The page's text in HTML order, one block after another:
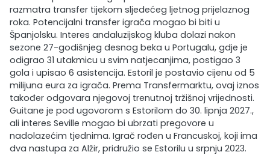
razmatra transfer tijekom sljedećeg ljetnog prijelaznog
roka. Potencijalni transfer igrača mogao bi biti u
Španjolsku. Interes andaluzijskog kluba dolazi nakon
sezone 27-godišnjeg desnog beka u Portugalu, gdje je
odigrao 31 utakmicu u svim natjecanjima, postigao 3
gola i upisao 6 asistencija. Estoril je postavio cijenu od 5
milijuna eura za igrača. Prema Transfermarktu, ovaj iznos
također odgovara njegovoj trenutnoj tržišnoj vrijednosti.
Guitane je pod ugovorom s Estorilom do 30. lipnja 2027.,
ali interes Seville mogao bi ubrzati pregovore u
nadolazećim tjednima. Igrač rođen u Francuskoj, koji ima
dva nastupa za Alžir, pridružio se Estorilu u srpnju 2023.